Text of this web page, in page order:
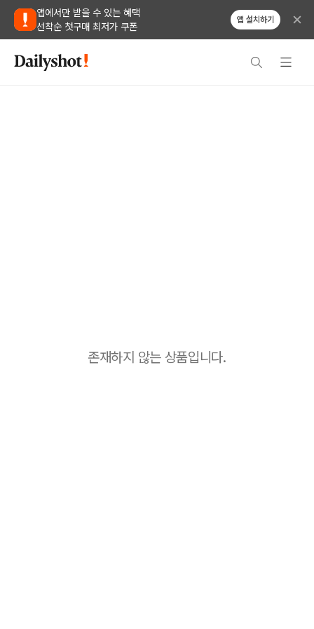
앱에서만 받을 수 있는 혜택
선착순 첫구매 최저가 쿠폰
앱 설치하기
존재하지 않는 상품입니다.